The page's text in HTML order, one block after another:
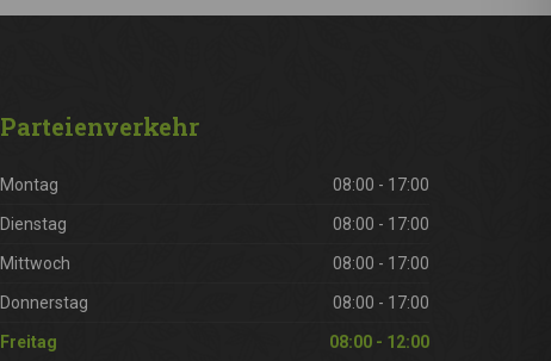
Parteienverkehr
Montag 08:00 - 17:00
Dienstag 08:00 - 17:00
Mittwoch 08:00 - 17:00
Donnerstag 08:00 - 17:00
Freitag 08:00 - 12:00